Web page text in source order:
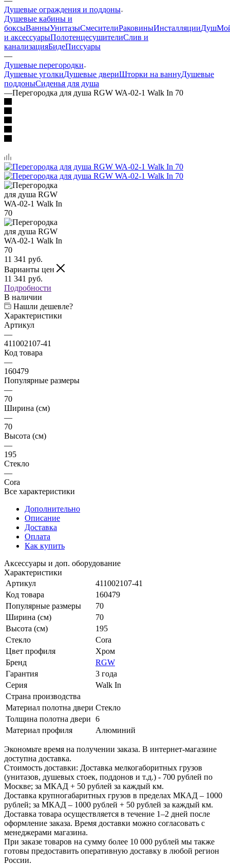
Душевые ограждения и поддоны
Душевые кабины и
боксыВанныУнитазыСмесителиРаковиныИнсталляцииДуш
и аксессуарыПолотенцесушителиСлив и
канализацияБидеПиссуары
—
Душевые перегородки
Душевые уголкиДушевые двериШторки на ваннуДушевые
поддоныСиденья для душа
—Перегородка для душа RGW WA-02-1 Walk In 70
11 341 руб.
Варианты цен
11 341 руб.
Подробности
В наличии
Нашли дешевле?
Характеристики
Артикул
—
411002107-41
Код товара
—
160479
Популярные размеры
—
70
Ширина (см)
—
70
Высота (см)
—
195
Стекло
—
Cora
Все характеристики
Дополнительно
Описание
Доставка
Оплата
Как купить
Аксессуары и доп. оборудование
Характеристики
Артикул
411002107-41
Код товара
160479
Популярные размеры
70
Ширина (см)
70
Высота (см)
195
Стекло
Cora
Цвет профиля
Хром
Бренд
RGW
Гарантия
3 года
Серия
Walk In
Страна производства
Материал полотна двери Стекло
Толщина полотна двери 6
Материал профиля
Алюминий
Экономьте время на получении заказа. В интернет-магазине
доступна доставка.
Стоимость доставки: Доставка мелкогаборитных грузов
(унитазов, душевых стоек, поддонов и т.д.) - 700 рублей по
Москве; за МКАД + 50 рублей за каждый км.
Доставка крупногабаритных грузов в пределах МКАД – 1000
рублей; за МКАД – 1000 рублей + 50 рублей за каждый км.
Доставка товара осуществляется в течение 1–2 дней после
оформление заказа. Время доставки можно согласовать с
менеджерами магазина.
При заказе товаров на сумму более 10 000 рублей мы также
готовы предоставить оперативную доставку в любой регион
России.